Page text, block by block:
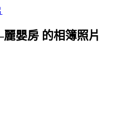
嬰房 的相簿照片